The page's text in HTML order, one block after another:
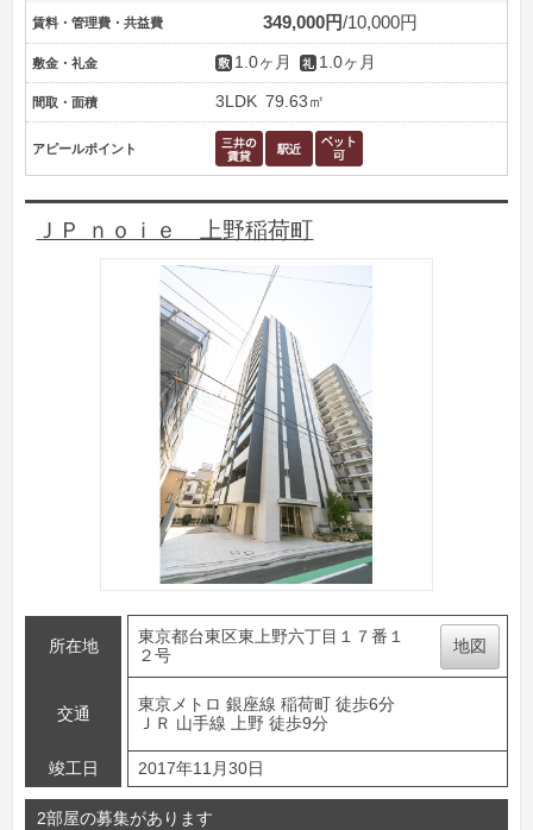
賃料・管理費・共益費 349,000円 10,000円
敷金・礼金 1.0ヶ月 1.0ヶ月
間取・面積 3LDK 79.63㎡
アピールポイント
ＪＰ ｎｏｉｅ 上野稲荷町
所在地
東京都台東区東上野六丁目１７番１
２号
地図
交通
東京メトロ 銀座線 稲荷町 徒歩6分
ＪＲ 山手線 上野 徒歩9分
竣工日 2017年11月30日
2部屋の募集があります